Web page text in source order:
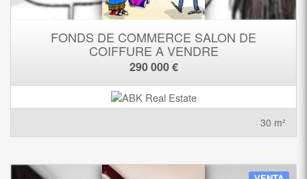
FONDS DE COMMERCE SALON DE
COIFFURE A VENDRE
290 000 €
30 m²